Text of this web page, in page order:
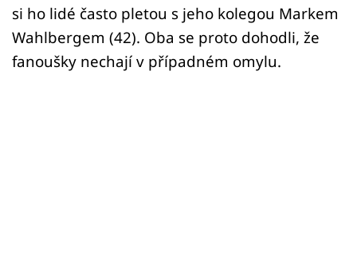
Sledujte nás
si ho lidé často pletou s jeho kolegou Markem
Wahlbergem (42). Oba se proto dohodli, že
fanoušky nechají v případném omylu.